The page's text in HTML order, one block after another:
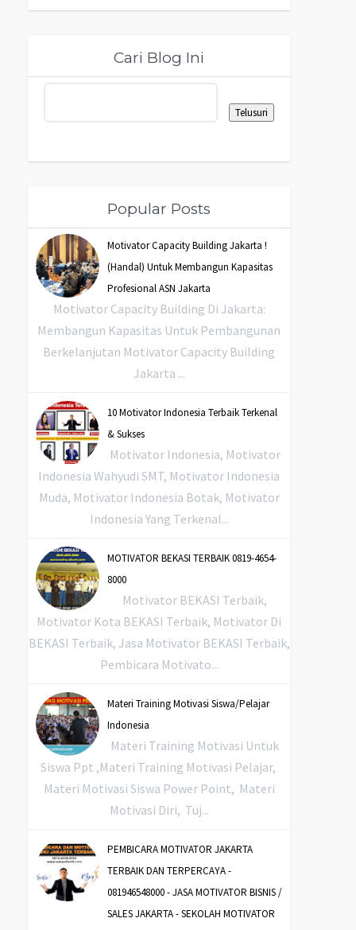
Cari Blog Ini
Popular Posts
Motivator Capacity Building Jakarta !
(Handal) Untuk Membangun Kapasitas
Profesional ASN Jakarta
Motivator Capacity Building Di Jakarta:
Membangun Kapasitas Untuk Pembangunan
Berkelanjutan Motivator Capacity Building
Jakarta ...
10 Motivator Indonesia Terbaik Terkenal
& Sukses
Motivator Indonesia, Motivator
Indonesia Wahyudi SMT, Motivator Indonesia
Muda, Motivator Indonesia Botak, Motivator
Indonesia Yang Terkenal...
MOTIVATOR BEKASI TERBAIK 0819-4654-
8000
Motivator BEKASI Terbaik,
Motivator Kota BEKASI Terbaik, Motivator Di
BEKASI Terbaik, Jasa Motivator BEKASI Terbaik,
Pembicara Motivato...
Materi Training Motivasi Siswa/Pelajar
Indonesia
Materi Training Motivasi Untuk
Siswa Ppt ,Materi Training Motivasi Pelajar,
Materi Motivasi Siswa Power Point, Materi
Motivasi Diri, Tuj...
PEMBICARA MOTIVATOR JAKARTA
TERBAIK DAN TERPERCAYA -
081946548000 - JASA MOTIVATOR BISNIS /
SALES JAKARTA - SEKOLAH MOTIVATOR